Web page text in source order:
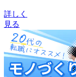
詳しく
見る